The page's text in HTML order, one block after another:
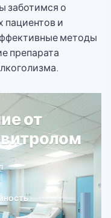
заботимся о
пациентов и
методы
препарата
от